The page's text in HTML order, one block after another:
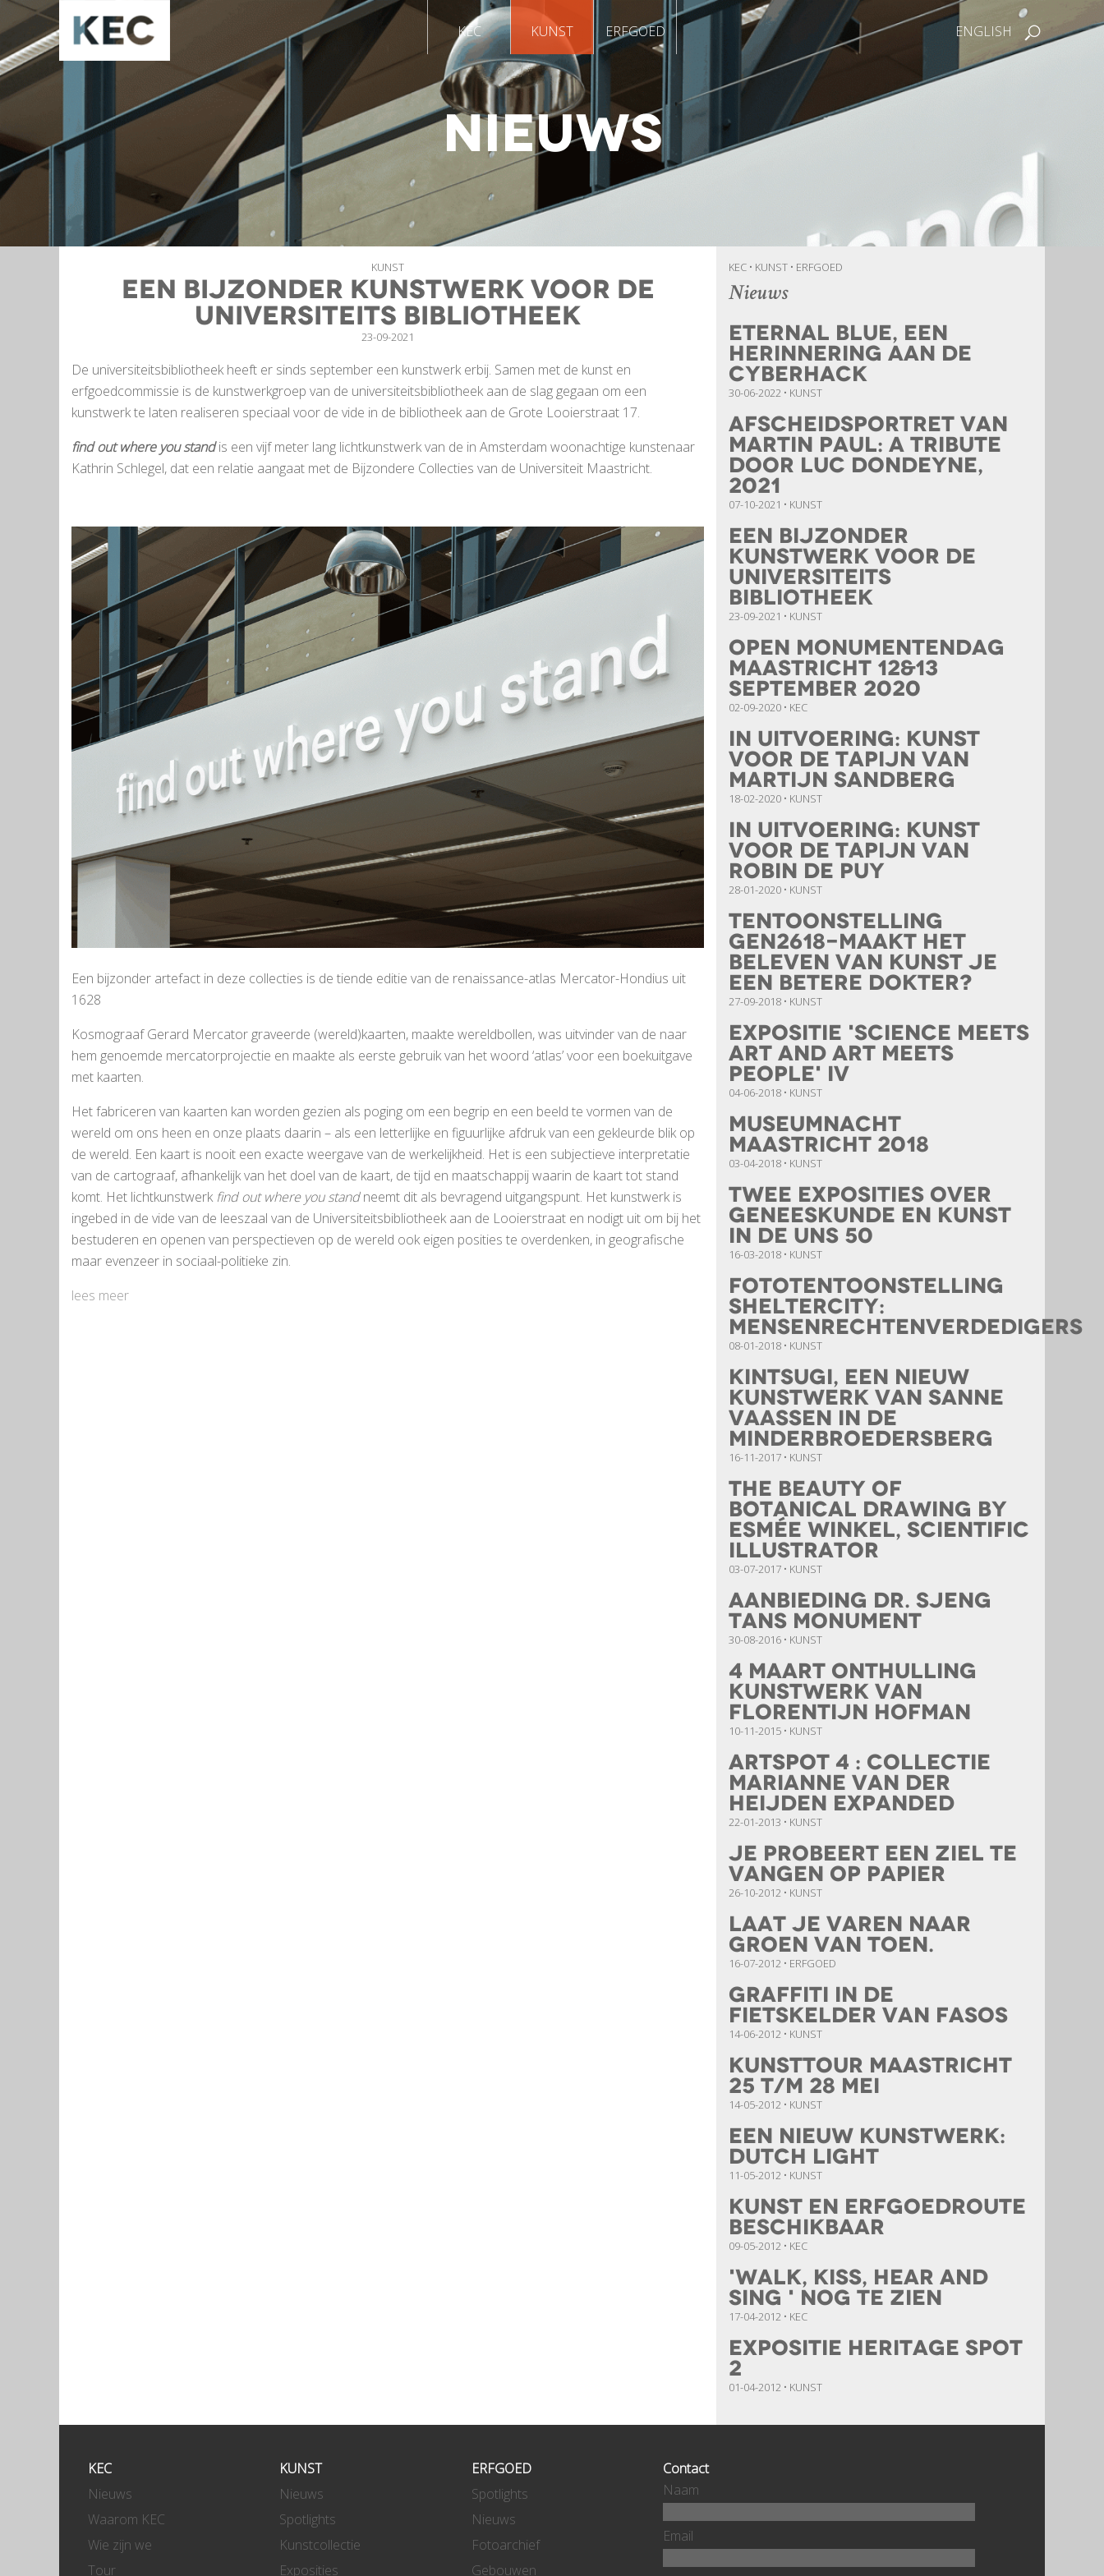
KEC KUNST ERFGOED ENGLISH
NIEUWS
KUNST
een bijzonder kunstwerk voor de
universiteits bibliotheek
23-09-2021
De universiteitsbibliotheek heeft er sinds september een kunstwerk erbij. Samen met de kunst en
erfgoedcommissie is de kunstwerkgroep van de universiteitsbibliotheek aan de slag gegaan om een
kunstwerk te laten realiseren speciaal voor de vide in de bibliotheek aan de Grote Looierstraat 17.
find out where you standis een vijf meter lang lichtkunstwerk van de in Amsterdam woonachtige kunstenaar
Kathrin Schlegel, dat een relatie aangaat met de Bijzondere Collecties van de Universiteit Maastricht.
Een bijzonder artefact in deze collecties is de tiende editie van de renaissance-atlas Mercator-Hondius uit
1628
Kosmograaf Gerard Mercator graveerde (wereld)kaarten, maakte wereldbollen, was uitvinder van de naar
hem genoemde mercatorprojectie en maakte als eerste gebruik van het woord ‘atlas’ voor een boekuitgave
met kaarten.
Het fabriceren van kaarten kan worden gezien als poging om een begrip en een beeld te vormen van de
wereld om ons heen en onze plaats daarin – als een letterlijke en figuurlijke afdruk van een gekleurde blik op
de wereld. Een kaart is nooit een exacte weergave van de werkelijkheid. Het is een subjectieve interpretatie
van de cartograaf, afhankelijk van het doel van de kaart, de tijd en maatschappij waarin de kaart tot stand
komt. Het lichtkunstwerk find out where you standneemt dit als bevragend uitgangspunt. Het kunstwerk is
ingebed in de vide van de leeszaal van de Universiteitsbibliotheek aan de Looierstraat en nodigt uit om bij het
bestuderen en openen van perspectieven op de wereld ook eigen posities te overdenken, in geografische
maar evenzeer in sociaal-politieke zin.
lees meer
KEC • KUNST • ERFGOED
Nieuws
Eternal Blue, een
herinnering aan de
cyberhack
30-06-2022 • KUNST
Afscheidsportret van
Martin Paul: A Tribute
door Luc Dondeyne,
2021
07-10-2021 • KUNST
een bijzonder
kunstwerk voor de
universiteits
bibliotheek
23-09-2021 • KUNST
Open Monumentendag
Maastricht 12&13
september 2020
02-09-2020 • KEC
In uitvoering: kunst
voor de Tapijn van
Martijn Sandberg
18-02-2020 • KUNST
In uitvoering: Kunst
voor de Tapijn van
Robin de Puy
28-01-2020 • KUNST
Tentoonstelling
GEN2618-Maakt het
beleven van Kunst je
een betere dokter?
27-09-2018 • KUNST
Expositie 'Science meets
Art and Art meets
People' IV
04-06-2018 • KUNST
Museumnacht
Maastricht 2018
03-04-2018 • KUNST
Twee exposities over
geneeskunde en kunst
in de UNS 50
16-03-2018 • KUNST
fototentoonstelling
Sheltercity:
mensenrechtenverdedigers
08-01-2018 • KUNST
Kintsugi, een nieuw
kunstwerk van Sanne
Vaassen in de
Minderbroedersberg
16-11-2017 • KUNST
The Beauty of
Botanical Drawing by
Esmée Winkel, scientific
illustrator
03-07-2017 • KUNST
Aanbieding Dr. Sjeng
Tans Monument
30-08-2016 • KUNST
4 Maart Onthulling
kunstwerk van
Florentijn Hofman
10-11-2015 • KUNST
Artspot 4 : Collectie
Marianne van der
Heijden Expanded
22-01-2013 • KUNST
Je probeert een ziel te
vangen op papier
26-10-2012 • KUNST
Laat je varen naar
Groen van Toen.
16-07-2012 • ERFGOED
Graffiti in de
fietskelder van Fasos
14-06-2012 • KUNST
Kunsttour Maastricht
25 t/m 28 mei
14-05-2012 • KUNST
Een nieuw kunstwerk:
Dutch Light
11-05-2012 • KUNST
Kunst en Erfgoedroute
beschikbaar
09-05-2012 • KEC
'Walk, Kiss, Hear and
Sing ' nog te zien
17-04-2012 • KEC
Expositie Heritage Spot
2
01-04-2012 • KUNST
KEC
Nieuws
Waarom KEC
Wie zijn we
Tour
KUNST
Nieuws
Spotlights
Kunstcollectie
Exposities
ERFGOED
Spotlights
Nieuws
Fotoarchief
Gebouwen
Contact
Naam
Email